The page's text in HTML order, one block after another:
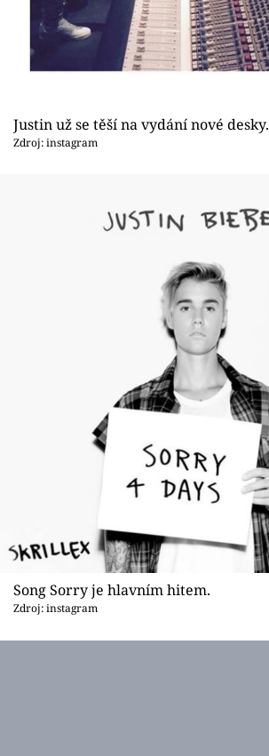
Videa
Přihlášení
Justin už se těší na vydání nové desky.
Zdroj: instagram
Song Sorry je hlavním hitem.
Zdroj: instagram